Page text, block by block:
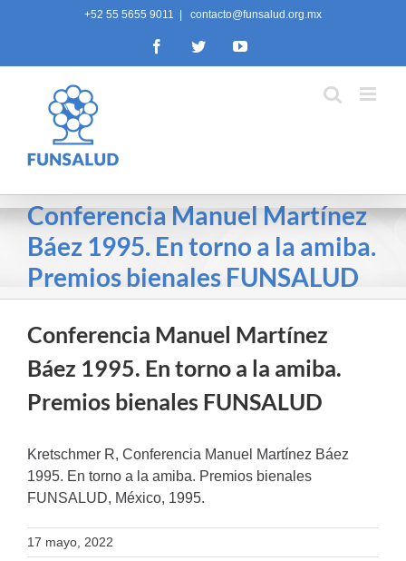
+52 55 5655 9011 contacto@funsalud.org.mx
FacebookTwitterYouTube
Conferencia Manuel Martínez
Báez 1995. En torno a la amiba.
Premios bienales FUNSALUD
Conferencia Manuel Martínez
Báez 1995. En torno a la amiba.
Premios bienales FUNSALUD
Kretschmer R, Conferencia Manuel Martínez Báez
1995. En torno a la amiba. Premios bienales
FUNSALUD, México, 1995.
17 mayo, 2022